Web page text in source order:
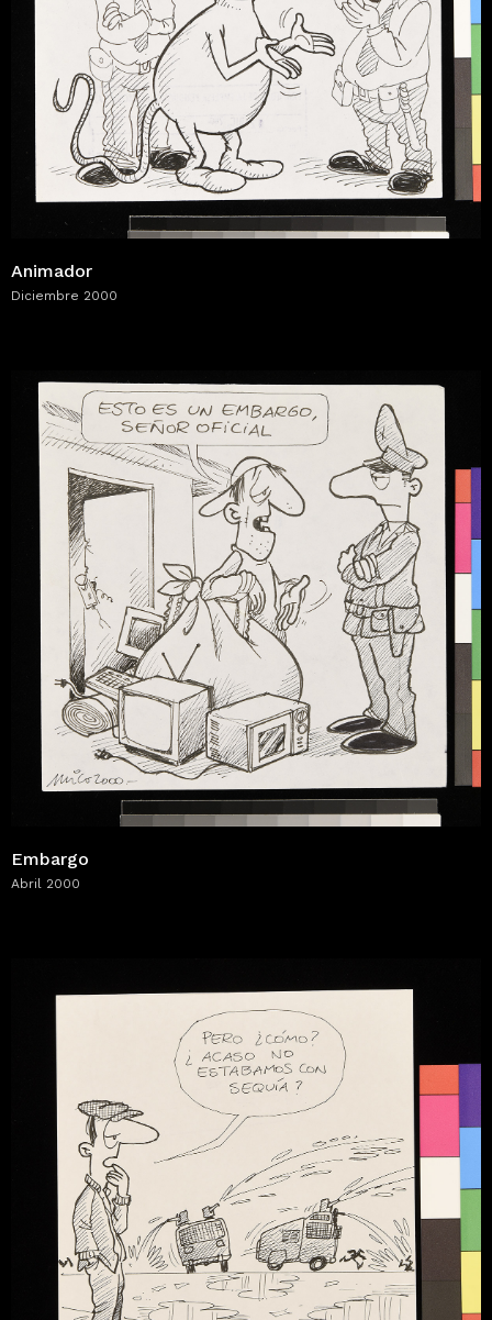
Animador
Diciembre 2000
Embargo
Abril 2000